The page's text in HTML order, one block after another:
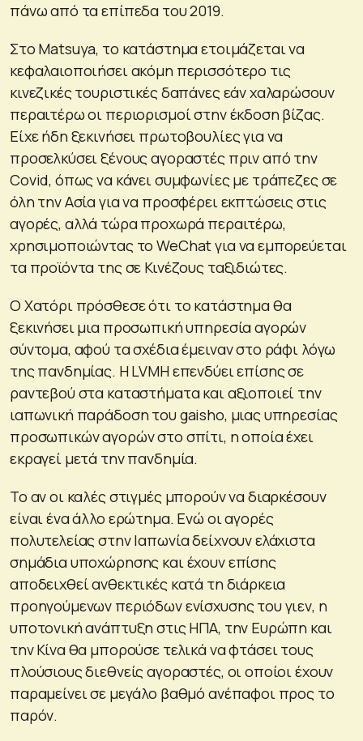
πάνω από τα επίπεδα του 2019.
Στο Matsuya, το κατάστημα ετοιμάζεται να
κεφαλαιοποιήσει ακόμη περισσότερο τις
κινεζικές τουριστικές δαπάνες εάν χαλαρώσουν
περαιτέρω οι περιορισμοί στην έκδοση βίζας.
Είχε ήδη ξεκινήσει πρωτοβουλίες για να
προσελκύσει ξένους αγοραστές πριν από την
Covid, όπως να κάνει συμφωνίες με τράπεζες σε
όλη την Ασία για να προσφέρει εκπτώσεις στις
αγορές, αλλά τώρα προχωρά περαιτέρω,
χρησιμοποιώντας το WeChat για να εμπορεύεται
τα προϊόντα της σε Κινέζους ταξιδιώτες.
Ο Χατόρι πρόσθεσε ότι το κατάστημα θα
ξεκινήσει μια προσωπική υπηρεσία αγορών
σύντομα, αφού τα σχέδια έμειναν στο ράφι λόγω
της πανδημίας. Η LVMH επενδύει επίσης σε
ραντεβού στα καταστήματα και αξιοποιεί την
ιαπωνική παράδοση του gaisho, μιας υπηρεσίας
προσωπικών αγορών στο σπίτι, η οποία έχει
εκραγεί μετά την πανδημία.
Το αν οι καλές στιγμές μπορούν να διαρκέσουν
είναι ένα άλλο ερώτημα. Ενώ οι αγορές
πολυτελείας στην Ιαπωνία δείχνουν ελάχιστα
σημάδια υποχώρησης και έχουν επίσης
αποδειχθεί ανθεκτικές κατά τη διάρκεια
προηγούμενων περιόδων ενίσχυσης του γιεν, η
υποτονική ανάπτυξη στις ΗΠΑ, την Ευρώπη και
την Κίνα θα μπορούσε τελικά να φτάσει τους
πλούσιους διεθνείς αγοραστές, οι οποίοι έχουν
παραμείνει σε μεγάλο βαθμό ανέπαφοι προς το
παρόν.